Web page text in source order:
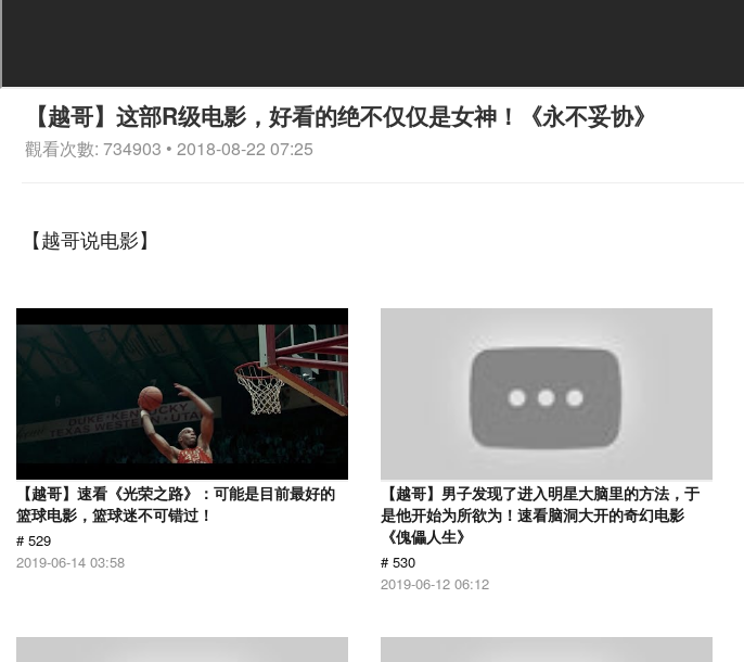
【越哥】这部R级电影，好看的绝不仅仅是女神！《永不妥协》
觀看次數: 734903 • 2018-08-22 07:25
【越哥说电影】
【越哥】速看《光荣之路》：可能是目前最好的
篮球电影，篮球迷不可错过！
# 529
2019-06-14 03:58
【越哥】男子发现了进入明星大脑里的方法，于
是他开始为所欲为！速看脑洞大开的奇幻电影
《傀儡人生》
# 530
2019-06-12 06:12